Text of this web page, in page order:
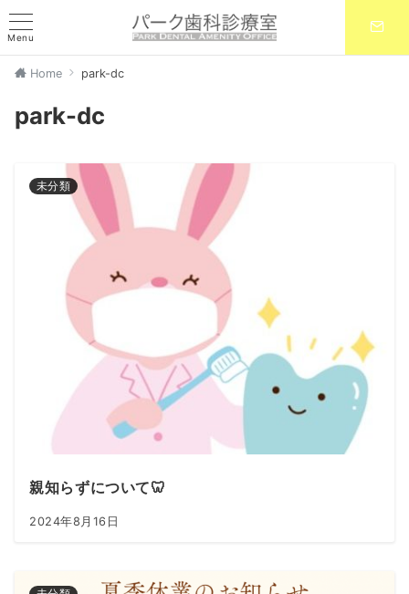
Menu
Home park-dc
park-dc
未分類
親知らずについて🦷
2024年8月16日